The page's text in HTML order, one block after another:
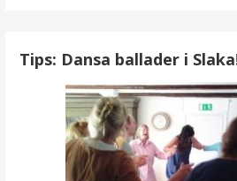
Tips: Dansa ballader i